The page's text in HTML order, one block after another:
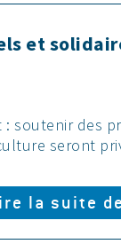
et
: soutenir des
seront
la suite